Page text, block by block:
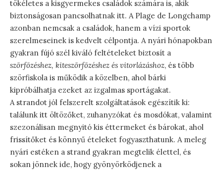
tökéletes a kisgyermekes családok számára is, akik
biztonságosan pancsolhatnak itt. A Plage de Longchamp
azonban nemcsak a családok, hanem a vízi sportok
szerelmeseinek is kedvelt célpontja. A nyári hónapokban
gyakran fújó szél kiváló feltételeket biztosít a
szörfözéshez, kiteszörfözéshez és vitorlázáshoz, és több
szörfiskola is működik a közelben, ahol bárki
kipróbálhatja ezeket az izgalmas sportágakat.
A strandot jól felszerelt szolgáltatások egészítik ki:
találunk itt öltözőket, zuhanyzókat és mosdókat, valamint
szezonálisan megnyitó kis éttermeket és bárokat, ahol
frissítőket és könnyű ételeket fogyaszthatunk. A meleg
nyári estéken a strand gyakran megtelik élettel, és
sokan jönnek ide, hogy gyönyörködjenek a